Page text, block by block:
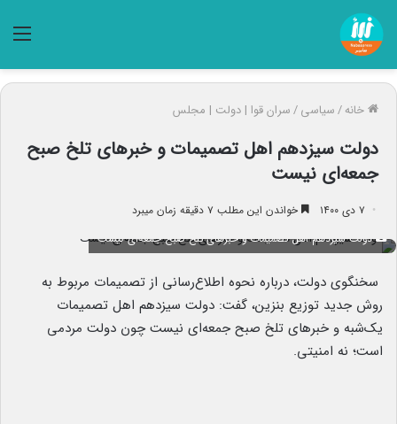
خانه/سیاسی/سران قوا | دولت | مجلس
دولت سیزدهم اهل تصمیمات و خبرهای تلخ صبح
جمعه‌ای نیست
۷ دی ۱۴۰۰ خواندن این مطلب ۷ دقیقه زمان میبرد
دولت سیزدهم اهل تصمیمات و خبرهای تلخ صبح جمعه‌ای نیست
سخنگوی دولت، درباره نحوه اطلاع‌رسانی از تصمیمات مربوط به
روش جدید توزیع بنزین، گفت: دولت سیزدهم اهل تصمیمات
‌یک‌شبه و خبرهای تلخ صبح جمعه‌ای نیست چون دولت مردمی
است؛ نه امنیتی.